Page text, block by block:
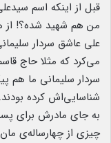
قبل از اینکه اسم
من هم شهید شده؟! از
علی عاشق سردار
می‌کرد که مثلا حاج
سردار سلیمانی ما هم
شناسایی‌اش کرده
به جای مادرش برای
چیزی از چهارساله‌ی مان